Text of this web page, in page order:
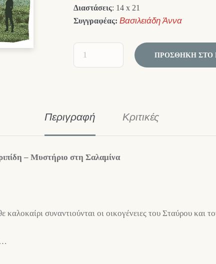
Διαστάσεις: 14 x 21
Συγγραφέας:Βασιλειάδη Άννα
ΠΡΟΣΘΉΚΗ ΣΤΟ
Περιγραφή Κριτικές
– Μυστήριο στη Σαλαμίνα
συναντιούνται οι οικογένειες του Σταύρου και